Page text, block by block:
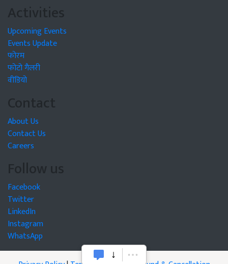
Activities
Upcoming Events
Events Update
फोरम
फोटो गैलरी
वीडियो
Contact
About Us
Contact Us
Careers
Follow us
Facebook
Twitter
LinkedIn
Instagram
WhatsApp